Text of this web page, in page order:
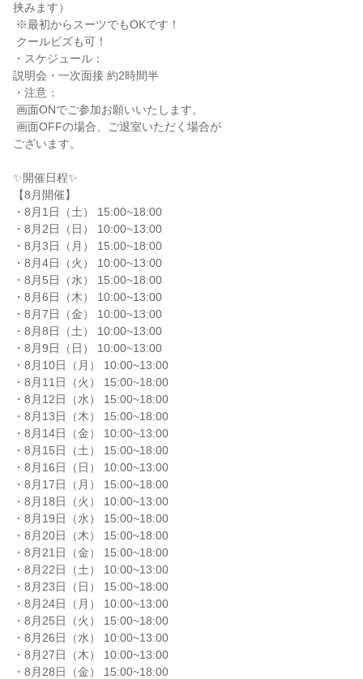
挟みます）
・スケジュール：
説明会・一次面接 約2時間半
・注意：
ございます。
✨️開催日程✨️
【8月開催】
・8月1日（土） 15:00~18:00
・8月2日（日） 10:00~13:00
・8月3日（月） 15:00~18:00
・8月4日（火） 10:00~13:00
・8月5日（水） 15:00~18:00
・8月6日（木） 10:00~13:00
・8月7日（金） 10:00~13:00
・8月8日（土） 10:00~13:00
・8月9日（日） 10:00~13:00
・8月10日（月） 10:00~13:00
・8月11日（火） 15:00~18:00
・8月12日（水） 15:00~18:00
・8月13日（木） 15:00~18:00
・8月14日（金） 10:00~13:00
・8月15日（土） 15:00~18:00
・8月16日（日） 10:00~13:00
・8月17日（月） 15:00~18:00
・8月18日（火） 10:00~13:00
・8月19日（水） 15:00~18:00
・8月20日（木） 15:00~18:00
・8月21日（金） 15:00~18:00
・8月22日（土） 10:00~13:00
・8月23日（日） 15:00~18:00
・8月24日（月） 10:00~13:00
・8月25日（火） 15:00~18:00
・8月26日（水） 10:00~13:00
・8月27日（木） 10:00~13:00
・8月28日（金） 15:00~18:00